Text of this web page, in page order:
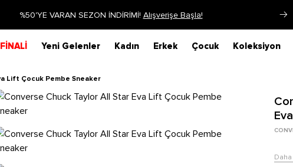
Siparişin 1-3 iş günü içerisinde kargoya verilecektir.Daha Fazla Bilgi
Yeni Gelenler Kadın Erkek Çocuk Koleksiyon
Lift Çocuk Pembe Sneaker